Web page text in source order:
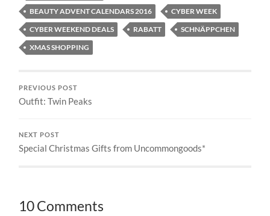
BEAUTY ADVENT CALENDARS 2016
CYBER WEEK
CYBER WEEKEND DEALS
RABATT
SCHNÄPPCHEN
XMAS SHOPPING
PREVIOUS POST
Outfit: Twin Peaks
NEXT POST
Special Christmas Gifts from Uncommongoods*
10 Comments